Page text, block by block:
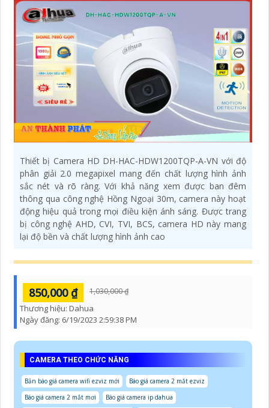
Thiết bị Camera HD DH-HAC-HDW1200TQP-A-VN với độ
phân giải 2.0 megapixel mang đến chất lượng hình ảnh
sắc nét và rõ ràng. Với khả năng xem được ban đêm
thông qua công nghệ Hồng Ngoại 30m, camera này hoạt
động hiệu quả trong mọi điều kiện ánh sáng. Được trang
bị công nghệ AHD, CVI, TVI, BCS, camera HD này mang
lại độ bền và chất lượng hình ảnh cao
850,000 ₫ 1,030,000 ₫
Thương hiệu: Dahua
Ngày đăng: 6/19/2023 2:59:38 PM
CAMERA THEO CHỨC NĂNG
Bản báo giá camera wifi ezviz mới
Báo giá camera 2 mắt ezviz
Báo giá camera 2 mắt mơi
Báo giá camera ip dahua